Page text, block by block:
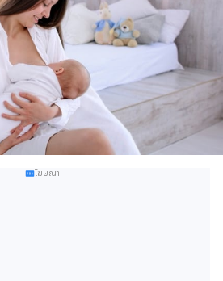
โฆษณา